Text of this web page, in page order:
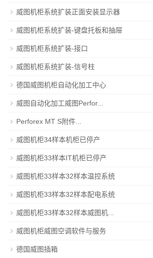
威图机柜系统扩装正面安装显示器
威图机柜系统扩装-键盘托板和抽屉
威图机柜系统扩装-接口
威图机柜系统扩装-信号柱
德国威图机柜自动化加工中心
威图自动化加工威图Perfor...
Perforex MT S附件...
威图机柜34样本机柜已停产
威图机柜33样本IT机柜已停产
威图机柜33样本32样本温控系统
威图机柜33样本32样本配电系统
威图机柜33样本32样本威图机...
威图机柜威图空调软件与服务
德国威图插箱